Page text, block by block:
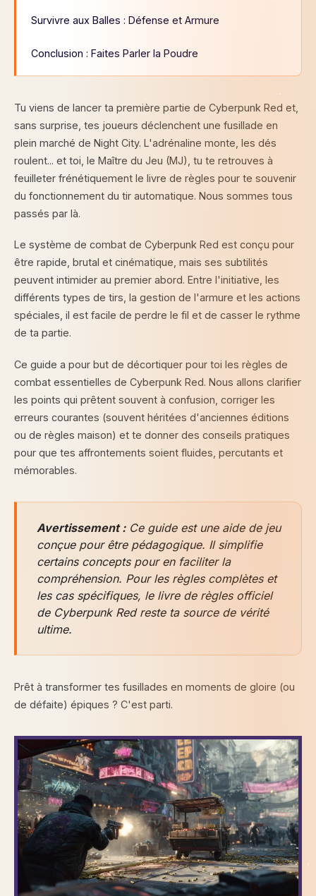
Survivre aux Balles : Défense et Armure
Conclusion : Faites Parler la Poudre
Tu viens de lancer ta première partie de Cyberpunk Red et,
sans surprise, tes joueurs déclenchent une fusillade en
plein marché de Night City. L'adrénaline monte, les dés
roulent... et toi, le Maître du Jeu (MJ), tu te retrouves à
feuilleter frénétiquement le livre de règles pour te souvenir
du fonctionnement du tir automatique. Nous sommes tous
passés par là.
Le système de combat de Cyberpunk Red est conçu pour
être rapide, brutal et cinématique, mais ses subtilités
peuvent intimider au premier abord. Entre l'initiative, les
différents types de tirs, la gestion de l'armure et les actions
spéciales, il est facile de perdre le fil et de casser le rythme
de ta partie.
Ce guide a pour but de décortiquer pour toi les règles de
combat essentielles de Cyberpunk Red. Nous allons clarifier
les points qui prêtent souvent à confusion, corriger les
erreurs courantes (souvent héritées d'anciennes éditions
ou de règles maison) et te donner des conseils pratiques
pour que tes affrontements soient fluides, percutants et
mémorables.
Avertissement :Ce guide est une aide de jeu
conçue pour être pédagogique. Il simplifie
certains concepts pour en faciliter la
compréhension. Pour les règles complètes et
les cas spécifiques, le livre de règles officiel
de Cyberpunk Red reste ta source de vérité
ultime.
Prêt à transformer tes fusillades en moments de gloire (ou
de défaite) épiques ? C'est parti.